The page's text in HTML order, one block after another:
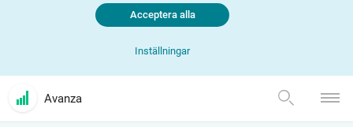
Inställningar
Acceptera alla
Avanza